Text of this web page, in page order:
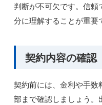
判断が不可欠です。信
分に理解することが重要
契約内容の確認
契約前には、金利や手数
部まで確認しましょう。